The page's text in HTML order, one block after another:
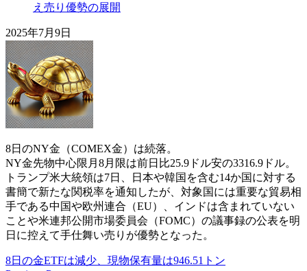
え売り優勢の展開
2025年7月9日
8日のNY金（COMEX金）は続落。
NY金先物中心限月8月限は前日比25.9ドル安の3316.9ドル。
トランプ米大統領は7日、日本や韓国を含む14か国に対する
書簡で新たな関税率を通知したが、対象国には重要な貿易相
手である中国や欧州連合（EU）、インドは含まれていない
ことや米連邦公開市場委員会（FOMC）の議事録の公表を明
日に控えて手仕舞い売りが優勢となった。
8日の金ETFは減少、現物保有量は946.51トン